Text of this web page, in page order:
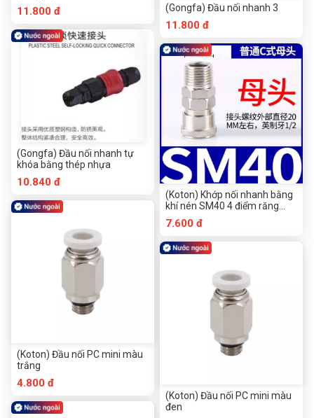
11.800 đ
(Gongfa) Đầu nối nhanh tự
khóa bằng thép nhựa
10.840 đ
(Koton) Đầu nối PC mini màu
trắng
4.800 đ
(Gongfa) Đầu nối nhanh 3
11.800 đ
(Koton) Khớp nối nhanh bằng
khí nén SM40 4 điểm răng
ngoài
7.600 đ
(Koton) Đầu nối PC mini màu
đen